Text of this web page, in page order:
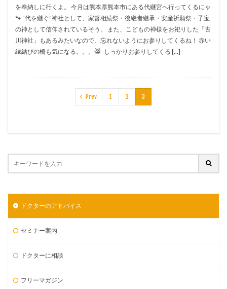
を奉納しに行くよ。 今月は熊本県熊本市にある代継宮へ行ってくるにゃ
🐾 “代を継ぐ”神社として、家督相続祭・後継者継承・安産祈願祭・子宝
の神として信仰されているそう。 また、こどもの神様をお祀りした「古
川神社」もあるみたいなので、忘れないようにお参りしてくるね！ 赤い
縁結びの橋も気になる。。。😸 しっかりお参りしてくる […]
Prev 1 2 3
ドクターのアドバイス
セミナー案内
ドクターに相談
フリーマガジン